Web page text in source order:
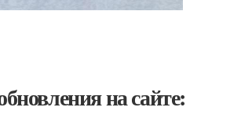
на сайте: